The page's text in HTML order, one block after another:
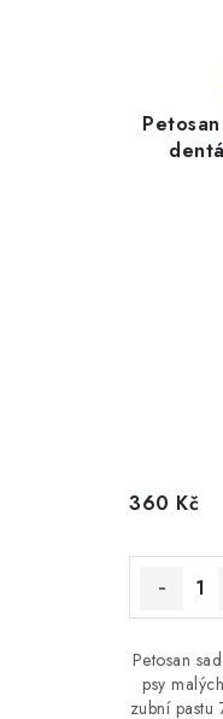
360 Kč
Petosan
psy
zubní